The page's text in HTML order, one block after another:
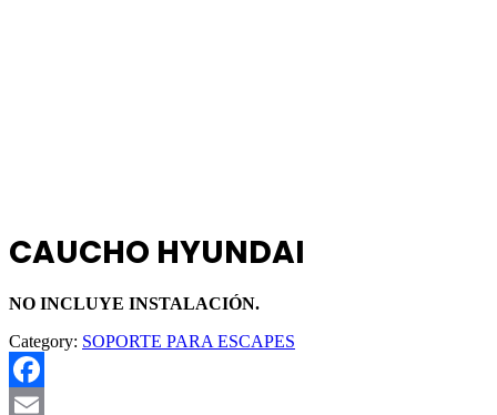
CAUCHO HYUNDAI
NO INCLUYE INSTALACIÓN.
Category: SOPORTE PARA ESCAPES
Facebook